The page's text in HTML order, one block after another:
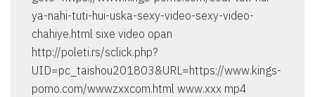
ya-nahi-tuti-hui-uska-sexy-video-sexy-video-
chahiye.html sixe video opan
http://poleti.rs/sclick.php?
UID=pc_taishou201803&URL=https://www.kings-
porno.com/wwwzxxcom.html www.xxx mp4